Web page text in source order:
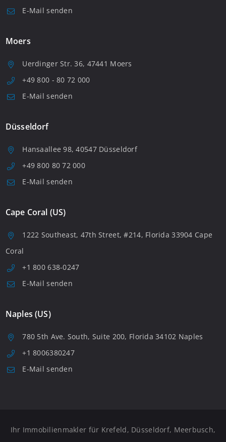
E-Mail senden
Moers
Uerdinger Str. 36, 47441 Moers
+49 800 - 80 72 000
E-Mail senden
Düsseldorf
Hansaallee 98, 40547 Düsseldorf
+49 800 80 72 000
E-Mail senden
Cape Coral (US)
1222 Southeast, 47th Street, #214, Florida 33904 Cape
Coral
+1 800 638-0247
E-Mail senden
Naples (US)
780 5th Ave. South, Suite 200, Florida 34102 Naples
+1 8006380247
E-Mail senden
Ihr Immobilienmakler für Krefeld, Düsseldorf, Meerbusch,